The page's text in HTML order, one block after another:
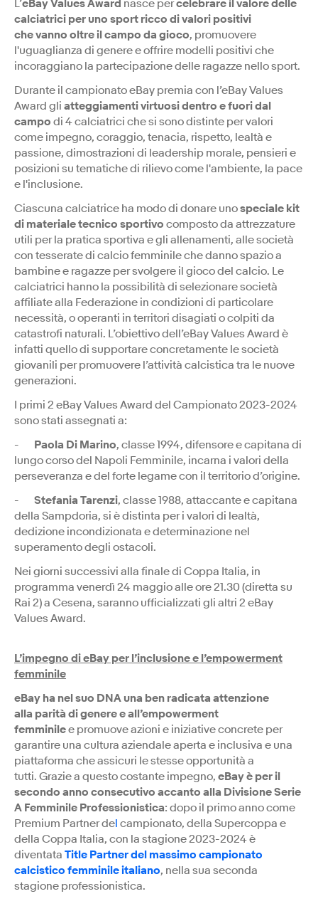
L’eBay Values Award nasce percelebrare il valore delle
calciatrici per uno sport ricco di valori positivi
che vanno oltre il campo da gioco, promuovere
l'uguaglianza di genere e offrire modelli positivi che
incoraggiano la partecipazione delle ragazze nello sport.
Durante il campionato eBay premia con l’eBay Values
Award gli atteggiamenti virtuosi dentro e fuori dal
campo di 4 calciatrici che si sono distinte per valori
come impegno, coraggio, tenacia, rispetto, lealtà e
passione, dimostrazioni di leadership morale, pensieri e
posizioni su tematiche di rilievo come l'ambiente, la pace
e l'inclusione.
Ciascuna calciatrice ha modo di donare unospeciale kit
di materiale tecnico sportivo composto da attrezzature
utili per la pratica sportiva e gli allenamenti, alle società
con tesserate di calcio femminile che danno spazio a
bambine e ragazze per svolgere il gioco del calcio. Le
calciatrici hanno la possibilità di selezionare società
affiliate alla Federazione in condizioni di particolare
necessità, o operanti in territori disagiati o colpiti da
catastrofi naturali. L’obiettivo dell’eBay Values Award è
infatti quello di supportare concretamente le società
giovanili per promuovere l’attività calcistica tra le nuove
generazioni.
I primi 2 eBay Values Award del Campionato 2023-2024
sono stati assegnati a:
- Paola Di Marino, classe 1994, difensore e capitana di
lungo corso del Napoli Femminile, incarna i valori della
perseveranza e del forte legame con il territorio d’origine.
- Stefania Tarenzi, classe 1988, attaccante e capitana
della Sampdoria, si è distinta per i valori di lealtà,
dedizione incondizionata e determinazione nel
superamento degli ostacoli.
Nei giorni successivi alla finale di Coppa Italia, in
programma venerdì 24 maggio alle ore 21.30 (diretta su
Rai 2) a Cesena, saranno ufficializzati gli altri 2 eBay
Values Award.
L’impegno di eBay per l’inclusione e l’empowerment
femminile
eBay ha nel suo DNA una ben radicata attenzione
alla parità di genere e all’empowerment
femminilee promuove azioni e iniziative concrete per
garantire una cultura aziendale aperta e inclusiva e una
piattaforma che assicuri le stesse opportunità a
tutti. Grazie a questo costante impegno, eBay è per il
secondo anno consecutivo accanto alla Divisione Serie
A Femminile Professionistica: dopo il primo anno come
Premium Partner del campionato, della Supercoppa e
della Coppa Italia, con la stagione 2023-2024 è
diventata Title Partner del massimo campionato
calcistico femminile italiano, nella sua seconda
stagione professionistica.